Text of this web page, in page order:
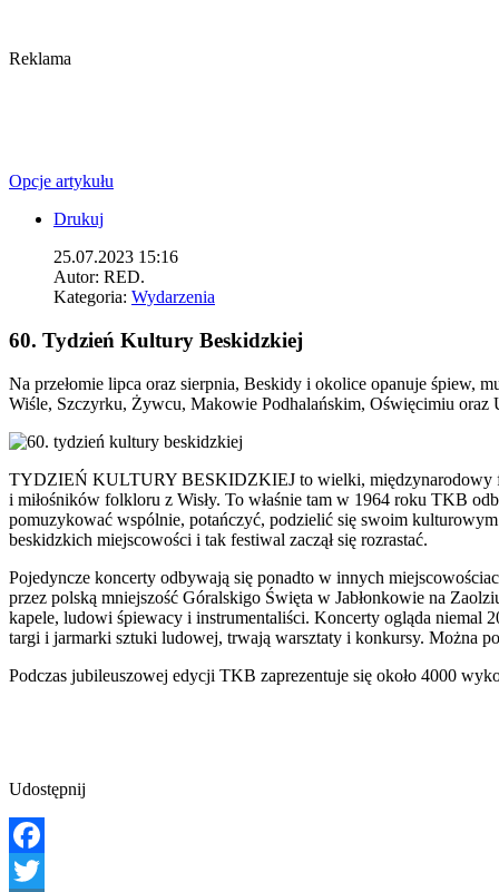
Reklama
Opcje artykułu
Drukuj
25.07.2023 15:16
Autor: RED.
Kategoria: Wydarzenia
60. Tydzień Kultury Beskidzkiej
Na przełomie lipca oraz sierpnia, Beskidy i okolice opanuje śpiew,
Wiśle, Szczyrku, Żywcu, Makowie Podhalańskim, Oświęcimiu oraz
TYDZIEŃ KULTURY BESKIDZKIEJ to wielki, międzynarodowy
i miłośników folkloru z Wisły. To właśnie tam w 1964 roku TKB
pomuzykować wspólnie, potańczyć, podzielić się swoim kulturowym
beskidzkich miejscowości i tak festiwal zaczął się rozrastać.
Pojedyncze koncerty odbywają się ponadto w innych
przez polską mniejszość Góralskigo Święta w Jabłonkowie na
kapele, ludowi śpiewacy i instrumentaliści. Koncerty ogląda niemal
targi i jarmarki sztuki ludowej, trwają warsztaty i konkursy. Można
Podczas jubileuszowej edycji TKB zaprezentuje się około 4000
Udostępnij
Facebook